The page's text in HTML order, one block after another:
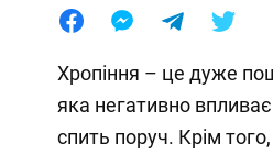
Хропіння – це дуже
яка негативно впливає
спить поруч. Крім